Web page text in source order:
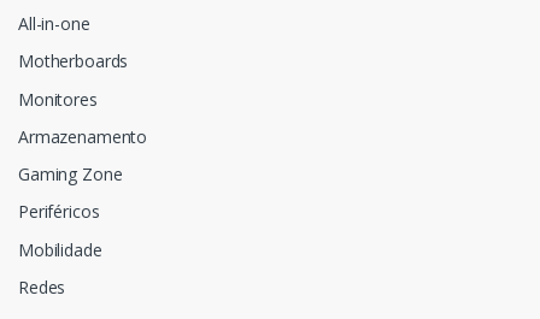
All-in-one
Motherboards
Monitores
Armazenamento
Gaming Zone
Periféricos
Mobilidade
Redes